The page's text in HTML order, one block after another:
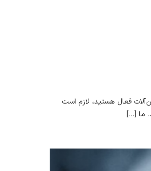
فعال هستید، لازم است
ما […]